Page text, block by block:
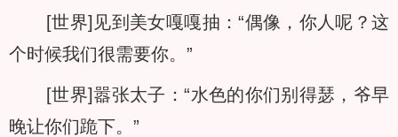
[世界]见到美女嘎嘎抽：“偶像，你人呢？这
个时候我们很需要你。”
[世界]嚣张太子：“水色的你们别得瑟，爷早
晚让你们跪下。”